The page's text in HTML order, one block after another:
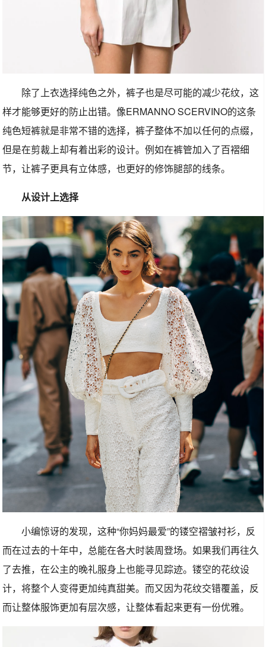
除了上衣选择纯色之外，裤子也是尽可能的减少花纹，这
样才能够更好的防止出错。像ERMANNO SCERVINO的这条
纯色短裤就是非常不错的选择，裤子整体不加以任何的点缀，
但是在剪裁上却有着出彩的设计。例如在裤管加入了百褶细
节，让裤子更具有立体感，也更好的修饰腿部的线条。
从设计上选择
小编惊讶的发现，这种“你妈妈最爱”的镂空褶皱衬衫，反
而在过去的十年中，总能在各大时装周登场。如果我们再往久
了去推，在公主的晚礼服身上也能寻见踪迹。镂空的花纹设
计，将整个人变得更加纯真甜美。而又因为花纹交错覆盖，反
而让整体服饰更加有层次感，让整体看起来更有一份优雅。